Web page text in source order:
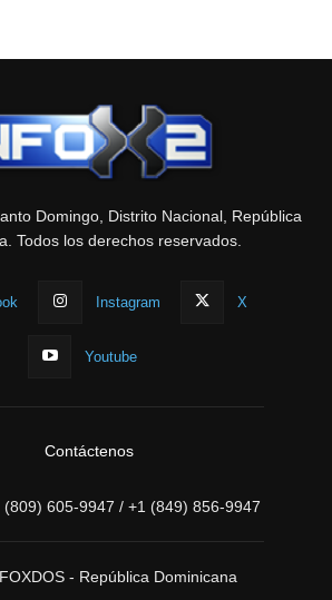
Domingo, Distrito Nacional, República
Todos los derechos reservados.
Instagram X
Youtube
Contáctenos
(809) 605-9947 / +1 (849) 856-9947
- República Dominicana